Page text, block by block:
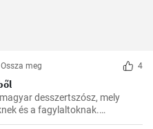
Ossza meg 4
desszertszósz, mely
és a fagylaltoknak.
bármikor élvezhetjük ezt a